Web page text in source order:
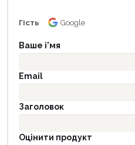
Гість Google
Ваше і'мя
Email
Заголовок
Оцінити продукт